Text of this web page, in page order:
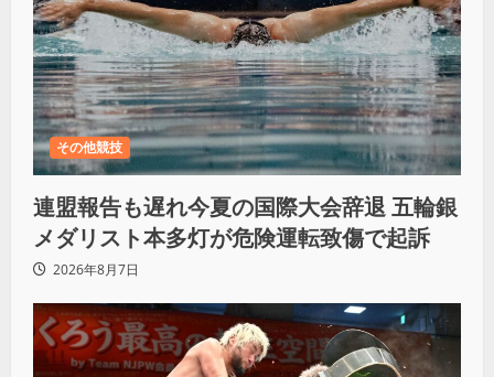
その他競技
連盟報告も遅れ今夏の国際大会辞退 五輪銀
メダリスト本多灯が危険運転致傷で起訴
2026年8月7日